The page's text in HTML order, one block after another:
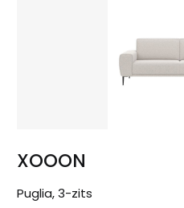
XOOON
Puglia, 3-zits